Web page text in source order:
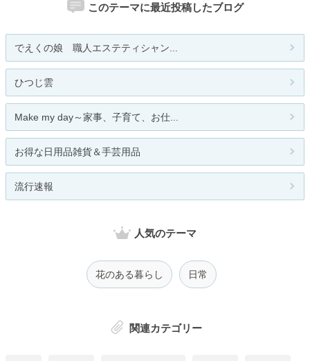
このテーマに最近投稿したブログ
でえくの娘 職人エステティシャン...
ひつじ雲
Make my day～家事、子育て、お仕...
お得な日用品雑貨＆手芸用品
流行速報
人気のテーマ
花のある暮らし 日常
関連カテゴリー